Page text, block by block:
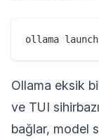
Ollama eksik
ve TUI
bağlar, model